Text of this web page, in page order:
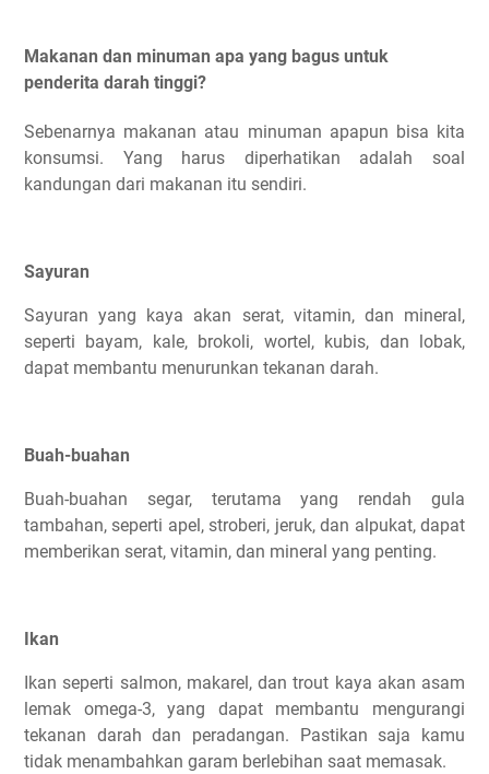
Makanan dan minuman apa yang bagus untuk
penderita darah tinggi?
Sebenarnya makanan atau minuman apapun bisa kita
konsumsi. Yang harus diperhatikan adalah soal
kandungan dari makanan itu sendiri.
Sayuran
Sayuran yang kaya akan serat, vitamin, dan mineral,
seperti bayam, kale, brokoli, wortel, kubis, dan lobak,
dapat membantu menurunkan tekanan darah.
Buah-buahan
Buah-buahan segar, terutama yang rendah gula
tambahan, seperti apel, stroberi, jeruk, dan alpukat, dapat
memberikan serat, vitamin, dan mineral yang penting.
Ikan
Ikan seperti salmon, makarel, dan trout kaya akan asam
lemak omega-3, yang dapat membantu mengurangi
tekanan darah dan peradangan. Pastikan saja kamu
tidak menambahkan garam berlebihan saat memasak.